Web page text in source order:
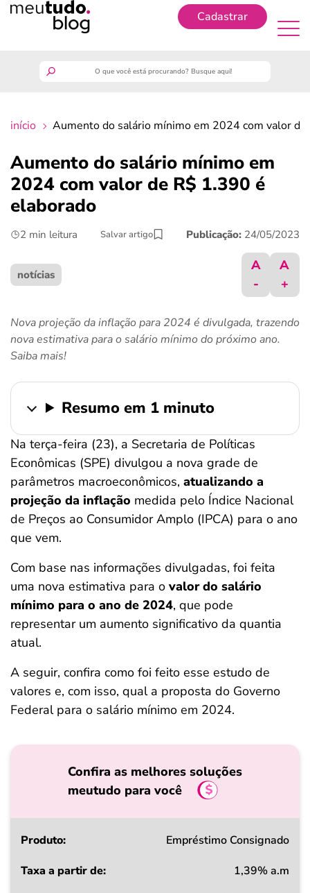
Cadastrar
finanças
benefícios
últimas notícias
ferramentas
início Aumento do salário mínimo em 2024 com valor
Aumento do salário mínimo em
2024 com valor de R$ 1.390 é
elaborado
2 min leitura Salvar artigo Publicação: 24/05/2023
notícias
A
-
A
+
Nova projeção da inflação para 2024 é divulgada, trazendo
nova estimativa para o salário mínimo do próximo ano.
Saiba mais!
Resumo em 1 minuto
Na terça-feira (23), a Secretaria de Políticas
Econômicas (SPE) divulgou a nova grade de
parâmetros macroeconômicos, atualizando a
projeção da inflação medida pelo Índice Nacional
de Preços ao Consumidor Amplo (IPCA) para o ano
que vem.
Com base nas informações divulgadas, foi feita
uma nova estimativa para o valor do salário
mínimo para o ano de 2024, que pode
representar um aumento significativo da quantia
atual.
A seguir, confira como foi feito esse estudo de
valores e, com isso, qual a proposta do Governo
Federal para o salário mínimo em 2024.
Confira as melhores soluções
meutudo para você
Produto
Empréstimo Consignado
1,39% a.m